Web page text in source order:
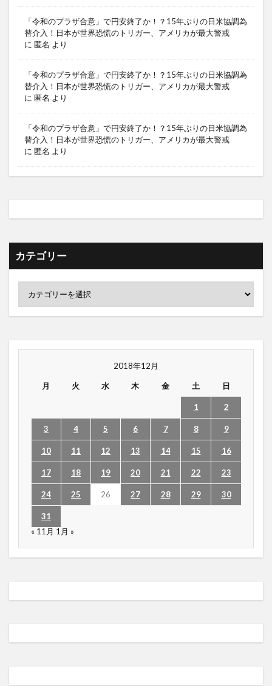
「令和のプラザ合意」で円安終了か！？15年ぶりの日米協調為
替介入！日本が世界恐慌のトリガー、アメリカが最大警戒
に 匿名 より
「令和のプラザ合意」で円安終了か！？15年ぶりの日米協調為
替介入！日本が世界恐慌のトリガー、アメリカが最大警戒
に 匿名 より
「令和のプラザ合意」で円安終了か！？15年ぶりの日米協調為
替介入！日本が世界恐慌のトリガー、アメリカが最大警戒
に 匿名 より
カテゴリー
2018年12月
月 火 水 木 金 土 日
1 2
3 4 5 6 7 8 9
10 11 12 13 14 15 16
17 18 19 20 21 22 23
24 25 26 27 28 29 30
31
« 11月 1月 »